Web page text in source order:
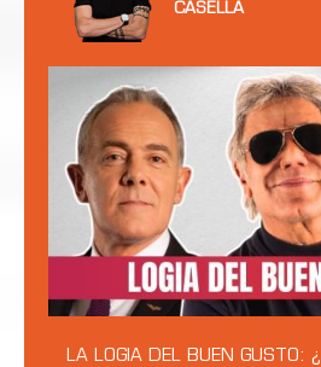
CASELLA
LA LOGIA DEL BUEN GUSTO: